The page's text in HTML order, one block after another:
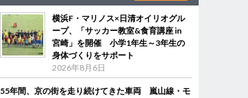
横浜F・マリノス×日清オイリオグル
ープ、「サッカー教室&食育講座 in
宮崎」を開催 小学1年生～3年生の
身体づくりをサポート
2026年8月6日
55年間、京の街を走り続けてきた車両 嵐山線・モ